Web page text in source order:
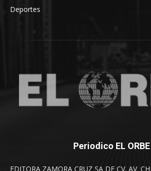
Deportes
Periodico EL ORBE
EDITORA ZAMORA CRUZ SA DE CV. AV.